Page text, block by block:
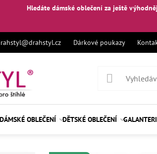
Hledáte dámské oblečení za ještě
Dárkové poukazy
DÁMSKÉ OBLEČENÍ DĚTSKÉ OBLEČENÍ